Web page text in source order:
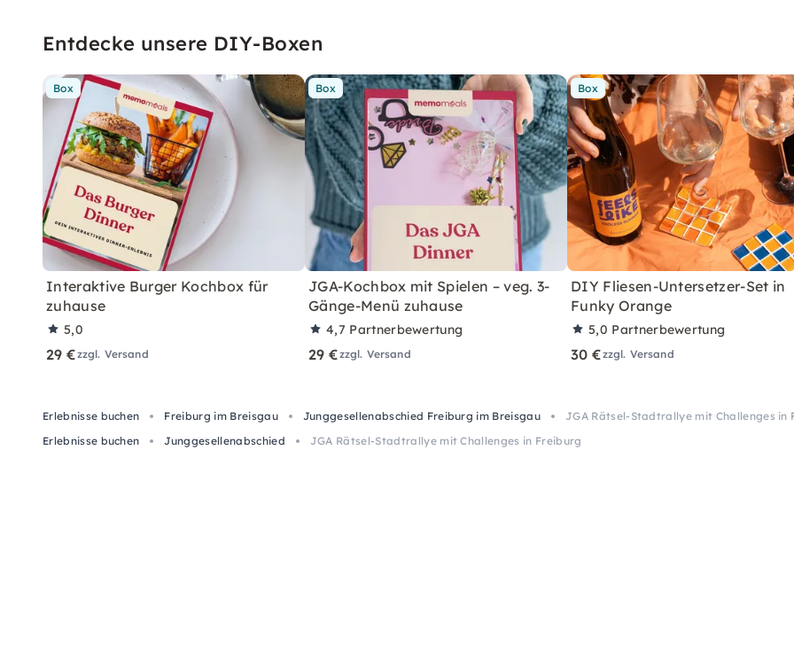
Entdecke unsere DIY-Boxen
Box
Interaktive Burger Kochbox für
zuhause
5,0
29 €zzgl. Versand
Box
JGA-Kochbox mit Spielen – veg. 3-
Gänge-Menü zuhause
4,7 Partnerbewertung
29 €zzgl. Versand
Box
DIY Fliesen-Untersetzer-Set in
Funky Orange
5,0 Partnerbewertung
30 €zzgl. Versand
Erlebnisse buchen Freiburg im Breisgau Junggesellenabschied Freiburg im Breisgau
JGA Rätsel-Stadtrallye mit Challenges in
Erlebnisse buchen
Junggesellenabschied JGA Rätsel-Stadtrallye mit Challenges in Freiburg